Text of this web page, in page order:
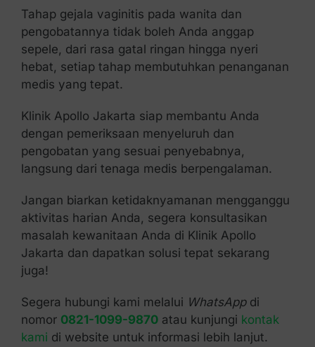
Tahap gejala vaginitis pada wanita dan
pengobatannya tidak boleh Anda anggap
sepele, dari rasa gatal ringan hingga nyeri
hebat, setiap tahap membutuhkan penanganan
medis yang tepat.
Klinik Apollo Jakarta siap membantu Anda
dengan pemeriksaan menyeluruh dan
pengobatan yang sesuai penyebabnya,
langsung dari tenaga medis berpengalaman.
Jangan biarkan ketidaknyamanan mengganggu
aktivitas harian Anda, segera konsultasikan
masalah kewanitaan Anda di Klinik Apollo
Jakarta dan dapatkan solusi tepat sekarang
juga!
Segera hubungi kami melalui WhatsAppdi
nomor 0821-1099-9870atau kunjungi kontak
kami di website untuk informasi lebih lanjut.